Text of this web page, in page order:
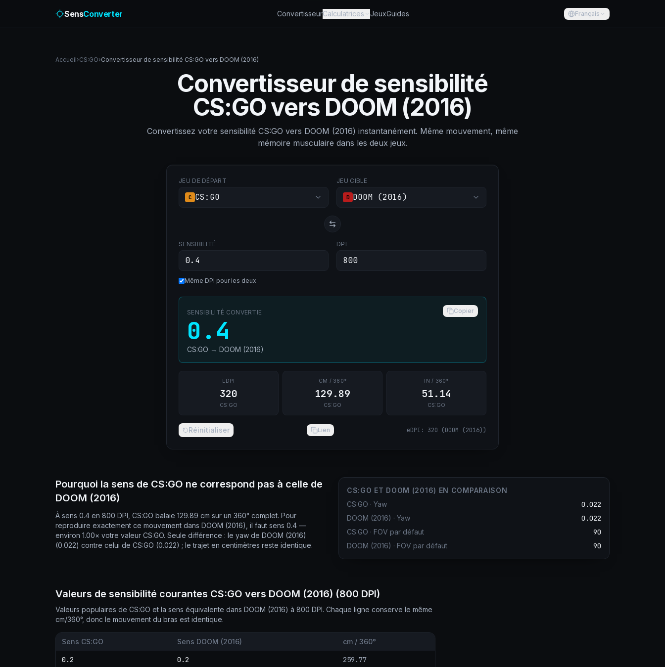
SensConverter ConvertisseurCalculatrices JeuxGuides Français
Accueil›CS:GO›Convertisseur de sensibilité CS:GO vers DOOM (2016)
Convertisseur de sensibilité
CS:GO vers DOOM (2016)
Convertissez votre sensibilité CS:GO vers DOOM (2016) instantanément. Même mouvement, même
mémoire musculaire dans les deux jeux.
JEU DE DÉPART
C CS:GO
JEU CIBLE
D DOOM (2016)
SENSIBILITÉ DPI
Même DPI pour les deux
SENSIBILITÉ CONVERTIE Copier
0.4
CS:GO → DOOM (2016)
EDPI
320
CS:GO
CM / 360°
129.89
CS:GO
IN / 360°
51.14
CS:GO
Réinitialiser Lien eDPI : 320 (DOOM (2016))
Pourquoi la sens de CS:GO ne correspond pas à celle de
DOOM (2016)
À sens 0.4 en 800 DPI, CS:GO balaie 129.89 cm sur un 360° complet. Pour
reproduire exactement ce mouvement dans DOOM (2016), il faut sens 0.4 —
environ 1.00× votre valeur CS:GO. Seule différence : le yaw de DOOM (2016)
(0.022) contre celui de CS:GO (0.022) ; le trajet en centimètres reste identique.
CS:GO ET DOOM (2016) EN COMPARAISON
CS:GO · Yaw 0.022
DOOM (2016) · Yaw 0.022
CS:GO · FOV par défaut 90
DOOM (2016) · FOV par défaut 90
Valeurs de sensibilité courantes CS:GO vers DOOM (2016) (800 DPI)
Valeurs populaires de CS:GO et la sens équivalente dans DOOM (2016) à 800 DPI. Chaque ligne conserve le même
cm/360°, donc le mouvement du bras est identique.
Sens CS:GO Sens DOOM (2016) cm / 360°
0.2 0.2 259.77